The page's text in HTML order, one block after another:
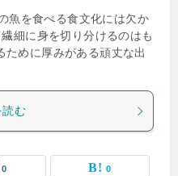
を食べる食文化には欠か
細に身を切り分けるのはも
ために厚みがある頑丈な出
読む
0 0